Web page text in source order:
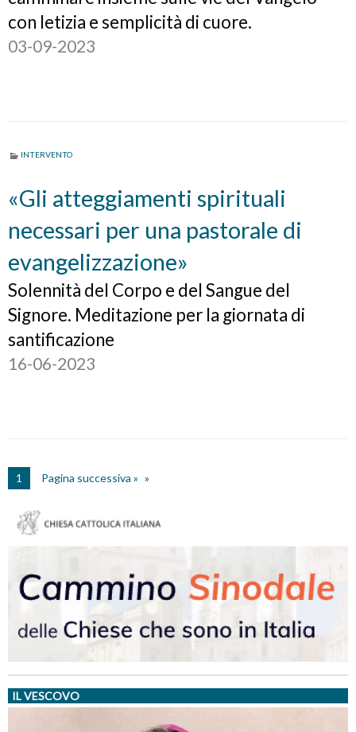
con letizia e semplicità di cuore.
03-09-2023
INTERVENTO
«Gli atteggiamenti spirituali
necessari per una pastorale di
evangelizzazione»
Solennità del Corpo e del Sangue del
Signore. Meditazione per la giornata di
santificazione
16-06-2023
1 Pagina successiva »
IL VESCOVO